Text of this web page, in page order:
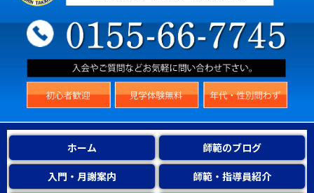
ホーム 師範のブログ
入門・月謝案内 師範・指導員紹介